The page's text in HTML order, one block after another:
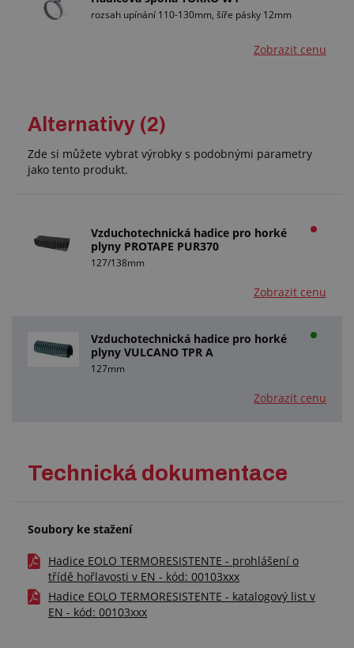
rozsah upínání 110-130mm, šíře pásky 12mm
Zobrazit cenu
Alternativy (2)
Zde si můžete vybrat výrobky s podobnými parametry
jako tento produkt.
Vzduchotechnická hadice pro horké
plyny PROTAPE PUR370
127/138mm
Zobrazit cenu
Vzduchotechnická hadice pro horké
plyny VULCANO TPR A
127mm
Zobrazit cenu
Technická dokumentace
Soubory ke stažení
Hadice EOLO TERMORESISTENTE - prohlášení o
třídě hořlavosti v EN - kód: 00103xxx
Hadice EOLO TERMORESISTENTE - katalogový list v
EN - kód: 00103xxx